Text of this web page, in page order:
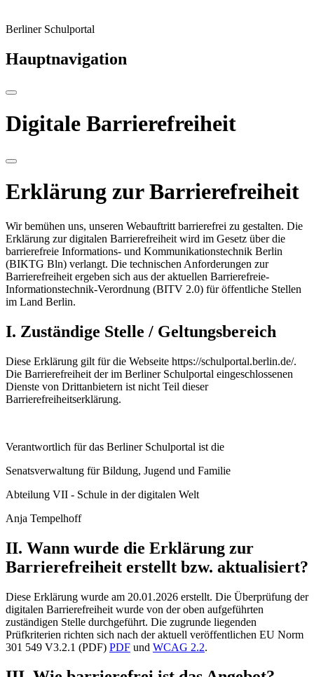
Berliner Schulportal
Hauptnavigation
Digitale Barrierefreiheit
Erklärung zur Barrierefreiheit
Wir bemühen uns, unseren Webauftritt barrierefrei zu gestalten. Die
Erklärung zur digitalen Barrierefreiheit wird im Gesetz über die
barrierefreie Informations- und Kommunikationstechnik Berlin
(BIKTG Bln) verlangt. Die technischen Anforderungen zur
Barrierefreiheit ergeben sich aus der aktuellen Barrierefreie-
Informationstechnik-Verordnung (BITV 2.0) für öffentliche Stellen
im Land Berlin.
I. Zuständige Stelle / Geltungsbereich
Diese Erklärung gilt für die Webseite https://schulportal.berlin.de/.
Die Barrierefreiheit der im Berliner Schulportal eingeschlossenen
Dienste von Drittanbietern ist nicht Teil dieser
Barrierefreiheitserklärung.
Verantwortlich für das Berliner Schulportal ist die
Senatsverwaltung für Bildung, Jugend und Familie
Abteilung VII - Schule in der digitalen Welt
Anja Tempelhoff
II. Wann wurde die Erklärung zur
Barrierefreiheit erstellt bzw. aktualisiert?
Diese Erklärung wurde am 20.01.2026 erstellt. Die Überprüfung der
digitalen Barrierefreiheit wurde von der oben aufgeführten
zuständigen Stelle durchgeführt. Die zugrunde liegenden
Prüfkriterien richten sich nach der aktuell veröffentlichen EU Norm
301 549 V3.2.1 (PDF) PDF und WCAG 2.2.